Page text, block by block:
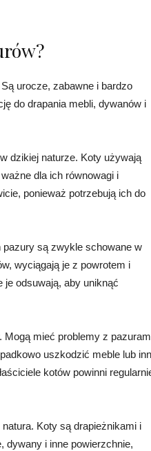
urocze, zabawne i bardzo
do drapania mebli, dywanów i
dzikiej naturze. Koty używają
dla ich równowagi i
ponieważ potrzebują ich do
są zwykle schowane w
wyciągają je z powrotem i
je odsuwają, aby uniknąć
mieć problemy z
uszkodzić meble lub
kotów powinni
Koty są drapieżnikami i
dywany i inne powierzchnie,